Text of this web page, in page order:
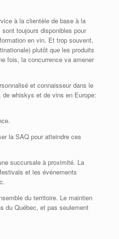
à la clientèle de base à la
toujours disponibles pour
en vin. Et trop souvent,
plutôt que les produits
fois, la concurrence va amener
et connaisseur dans le
whiskys et de vins en Europe:
la SAQ pour atteindre ces
succursale à proximité. La
et les événements
du territoire. Le maintien
du Québec, et pas seulement